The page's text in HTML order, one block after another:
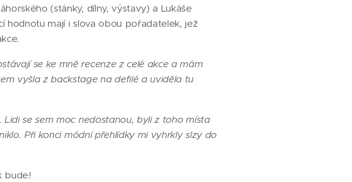
(stánky, dílny, výstavy) a Lukáše
hodnotu mají i slova obou pořadatelek, jež
se ke mně recenze z celé akce a mám
vyšla z backstage na defilé a uviděla tu
se sem moc nedostanou, byli z toho místa
Při konci módní přehlídky mi vyhrkly slzy do
bude!